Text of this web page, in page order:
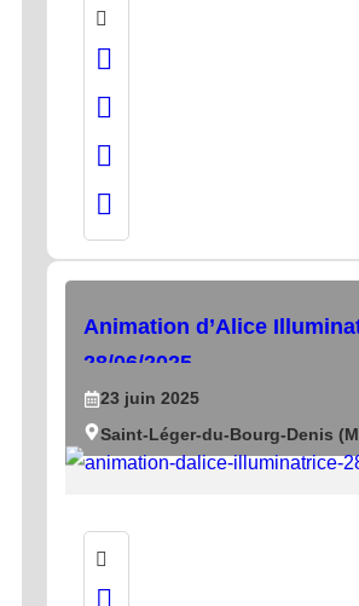
Animation d’Alice
28/06/2025
23 juin 2025
Saint-Léger-du-Bourg-Denis